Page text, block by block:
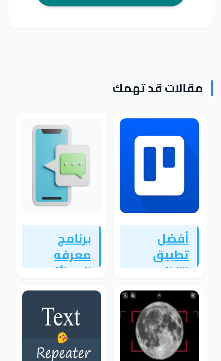
مقالات قد تهمك
أفضل
تطبيق
لتنظيم
المهام
وإدارة
المشاريع
بسهولة
برنامج
معرفه
الرسائل
المحذوفه
من
الواتساب
والماسنجر